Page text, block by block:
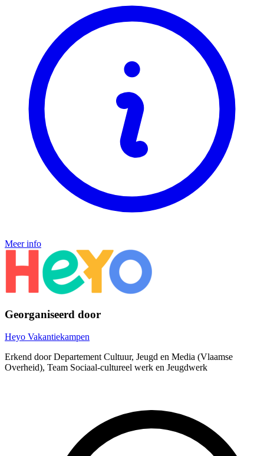
Meer info
Georganiseerd door
Heyo Vakantiekampen
Erkend door Departement Cultuur, Jeugd en Media (Vlaamse
Overheid), Team Sociaal-cultureel werk en Jeugdwerk